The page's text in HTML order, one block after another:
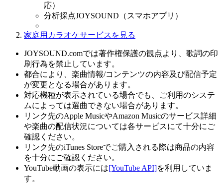
応）
分析採点JOYSOUND（スマホアプリ）
家庭用カラオケサービスを見る
JOYSOUND.comでは著作権保護の観点より、歌詞の印
刷行為を禁止しています。
都合により、楽曲情報/コンテンツの内容及び配信予定
が変更となる場合があります。
対応機種が表示されている場合でも、ご利用のシステ
ムによっては選曲できない場合があります。
リンク先のApple MusicやAmazon Musicのサービス詳細
や楽曲の配信状況については各サービスにて十分にご
確認ください。
リンク先のiTunes Storeでご購入される際は商品の内容
を十分にご確認ください。
YouTube動画の表示には[YouTube API]を利用していま
す。